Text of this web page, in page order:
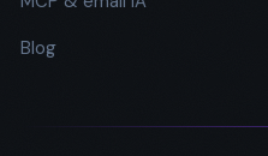
Blog